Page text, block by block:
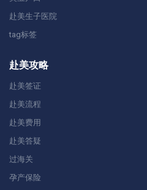
赴美生子医院
tag标签
赴美攻略
赴美签证
赴美流程
赴美费用
赴美答疑
过海关
孕产保险